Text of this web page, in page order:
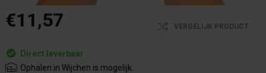
€11,57 VERGELIJK PRODUCT
Direct leverbaar
Ophalen in Wijchen is mogelijk.